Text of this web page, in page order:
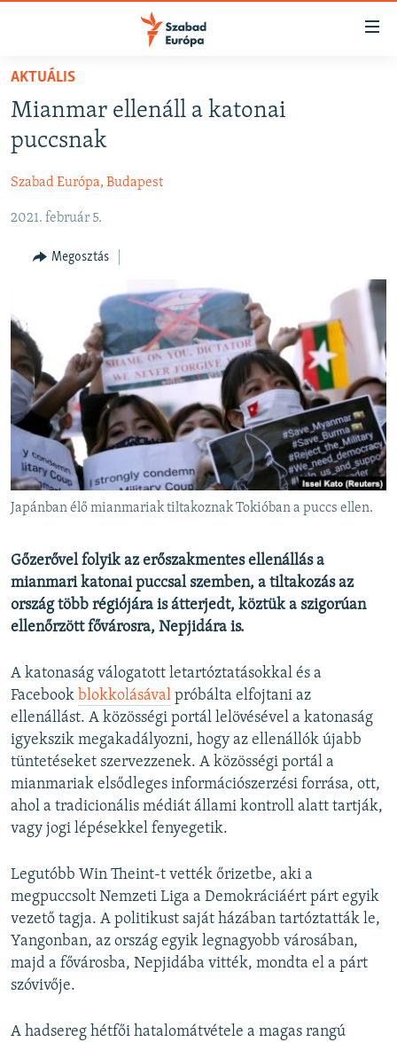
Akadálymentes
Ugrás
fő
oldalra
Ugrás
Ugrás
PODCASTOK
VIDEÓK
ELEMZŐ
NER15
TÁRSADALOM
DEMOKRÁCIA
A PÉNZ NYOMÁBAN
EURÓPAI UNIÓ
VILÁG
KLÍMAVÁLTOZÁS
A MÚLT TANULSÁGAI
KÖVESSEN MINKET!
Valamennyi RFE/RL weboldal
AKTUÁLIS
Mianmar ellenáll a katonai
puccsnak
Szabad Európa, Budapest
2021. február 5.
Megosztás
Japánban élő mianmariak tiltakoznak Tokióban a puccs ellen.
Gőzerővel folyik az erőszakmentes ellenállás a
mianmari katonai puccsal szemben, a tiltakozás az
ország több régiójára is átterjedt, köztük a szigorúan
ellenőrzött fővárosra, Nepjidára is.
A katonaság válogatott letartóztatásokkal és a
Facebook blokkolásával próbálta elfojtani az
ellenállást. A közösségi portál lelövésével a katonaság
igyekszik megakadályozni, hogy az ellenállók újabb
tüntetéseket szervezzenek. A közösségi portál a
mianmariak elsődleges információszerzési forrása, ott,
ahol a tradicionális médiát állami kontroll alatt tartják,
vagy jogi lépésekkel fenyegetik.
Legutóbb Win Theint-t vették őrizetbe, aki a
megpuccsolt Nemzeti Liga a Demokráciáért párt egyik
vezető tagja. A politikust saját házában tartóztatták le,
Yangonban, az ország egyik legnagyobb városában,
majd a fővárosba, Nepjidába vitték, mondta el a párt
szóvivője.
A hadsereg hétfői hatalomátvétele a magas rangú